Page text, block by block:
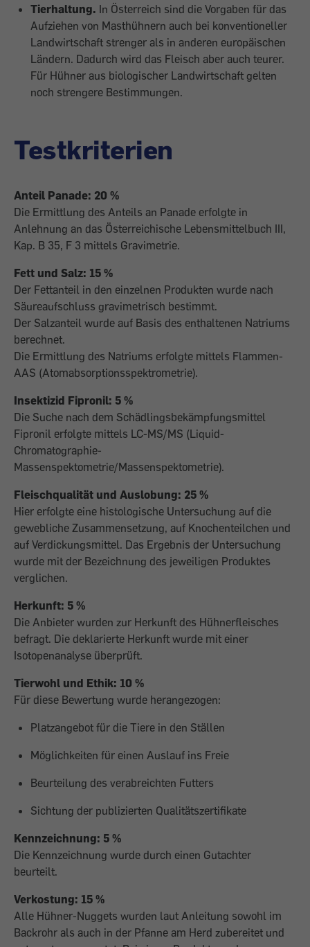
Tierhaltung. In Österreich sind die Vorgaben für das
Aufziehen von Masthühnern auch bei konventioneller
Landwirtschaft strenger als in anderen europäischen
Ländern. Dadurch wird das Fleisch aber auch teurer.
Für Hühner aus biologischer Landwirtschaft gelten
noch strengere Bestimmungen.
Testkriterien
Anteil Panade: 20 %
Die Ermittlung des Anteils an Panade erfolgte in
Anlehnung an das Österreichische Lebensmittelbuch III,
Kap. B 35, F 3 mittels Gravimetrie.
Fett und Salz: 15 %
Der Fettanteil in den einzelnen Produkten wurde nach
Säureaufschluss gravimetrisch bestimmt.
Der Salzanteil wurde auf Basis des enthaltenen Natriums
berechnet.
Die Ermittlung des Natriums erfolgte mittels Flammen-
AAS (Atomabsorptionsspektrometrie).
Insektizid Fipronil: 5 %
Die Suche nach dem Schädlingsbekämpfungsmittel
Fipronil erfolgte mittels LC-MS/MS (Liquid-
Chromatographie-
Massenspektometrie/Massenspektometrie).
Fleischqualität und Auslobung: 25 %
Hier erfolgte eine histologische Untersuchung auf die
gewebliche Zusammensetzung, auf Knochenteilchen und
auf Verdickungsmittel. Das Ergebnis der Untersuchung
wurde mit der Bezeichnung des jeweiligen Produktes
verglichen.
Herkunft: 5 %
Die Anbieter wurden zur Herkunft des Hühnerfleisches
befragt. Die deklarierte Herkunft wurde mit einer
Isotopenanalyse überprüft.
Tierwohl und Ethik: 10 %
Für diese Bewertung wurde herangezogen:
Platzangebot für die Tiere in den Ställen
Möglichkeiten für einen Auslauf ins Freie
Beurteilung des verabreichten Futters
Sichtung der publizierten Qualitätszertifikate
Kennzeichnung: 5 %
Die Kennzeichnung wurde durch einen Gutachter
beurteilt.
Verkostung: 15 %
Alle Hühner-Nuggets wurden laut Anleitung sowohl im
Backrohr als auch in der Pfanne am Herd zubereitet und